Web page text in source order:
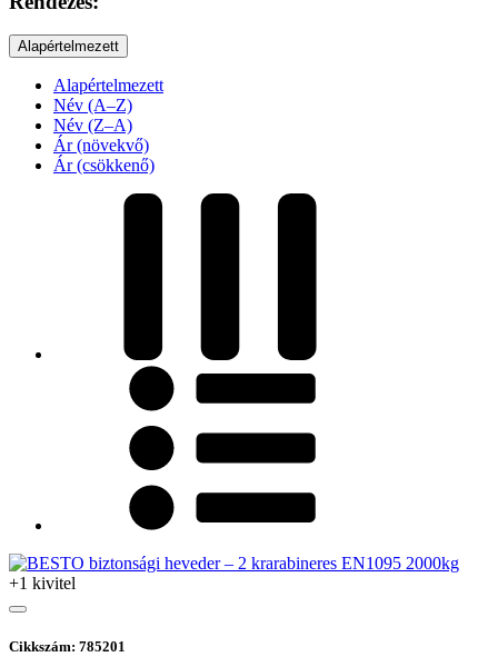
Alapértelmezett
Alapértelmezett
Név (A–Z)
Név (Z–A)
Ár (növekvő)
Ár (csökkenő)
+1 kivitel
Cikkszám: 785201